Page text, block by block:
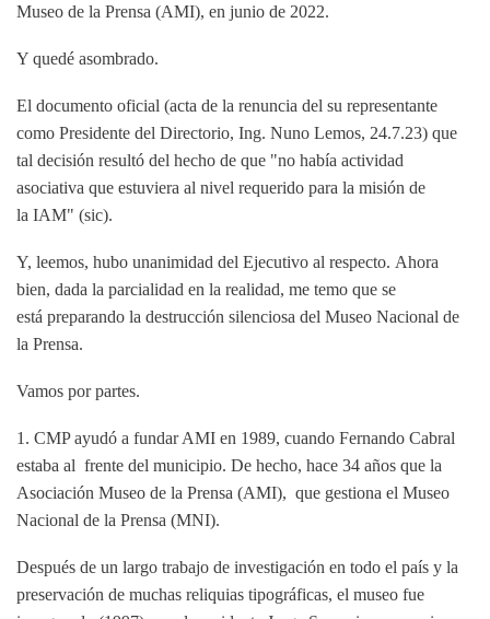
Museo de la Prensa (AMI), en junio de 2022.
Y quedé asombrado.
El documento oficial (acta de la renuncia del su representante
como Presidente del Directorio, Ing. Nuno Lemos, 24.7.23) que
tal decisión resultó del hecho de que "no había actividad
asociativa que estuviera al nivel requerido para la misión de
la IAM" (sic).
Y, leemos, hubo unanimidad del Ejecutivo al respecto. Ahora
bien, dada la parcialidad en la realidad, me temo que se
está preparando la destrucción silenciosa del Museo Nacional de
la Prensa.
Vamos por partes.
1. CMP ayudó a fundar AMI en 1989, cuando Fernando Cabral
estaba al frente del municipio. De hecho, hace 34 años que la
Asociación Museo de la Prensa (AMI), que gestiona el Museo
Nacional de la Prensa (MNI).
Después de un largo trabajo de investigación en todo el país y la
preservación de muchas reliquias tipográficas, el museo fue